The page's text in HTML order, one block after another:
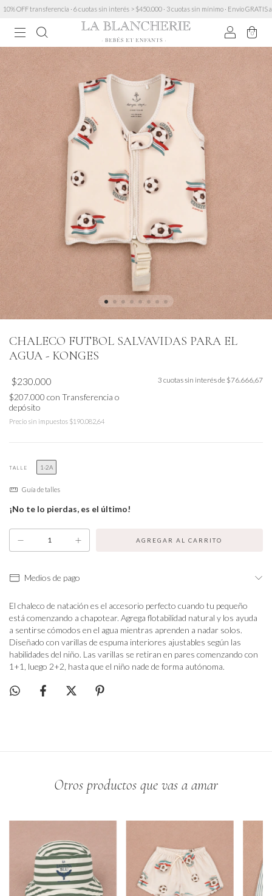
transferencia · 6 cuotas sin interés > $450.000 · 3 cuotas sin mínimo · Envío GRATIS a
0
CHALECO FUTBOL SALVAVIDAS PARA EL
AGUA - KONGES
$230.000
$207.000 con Transferencia o
depósito
Precio sin impuestos $190.082,64
3 cuotas sin interés de $76.666,67
TALLE 1-2A
Guía de talles
¡No te lo pierdas, es el último!
Medios de pago
El chaleco de natación es el accesorio perfecto cuando tu pequeño
está comenzando a chapotear. Agrega flotabilidad natural y los ayuda
a sentirse cómodos en el agua mientras aprenden a nadar solos.
Diseñado con varillas de espuma interiores ajustables según las
habilidades del niño. Las varillas se retiran en pares comenzando con
1+1, luego 2+2, hasta que el niño nade de forma autónoma.
Otros productos que vas a amar